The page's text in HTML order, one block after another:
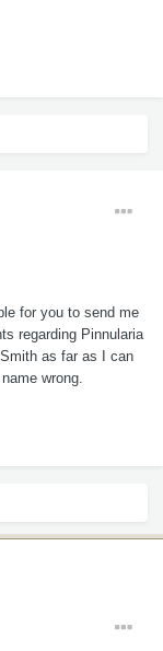
for you to send me
regarding Pinnularia
as far as I can
wrong.